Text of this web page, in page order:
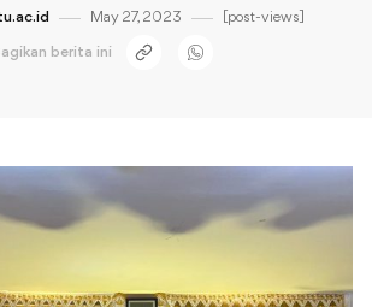
May 27, 2023 [post-views]
berita ini